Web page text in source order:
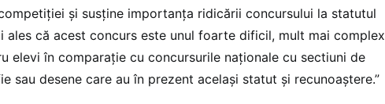
și susține importanța ridicării concursului la statutul
ales că acest concurs este unul foarte dificil, mult mai complex
elevi în comparație cu concursurile naționale cu sectiuni de
sau desene care au în prezent acelaşi statut şi recunoaştere.”